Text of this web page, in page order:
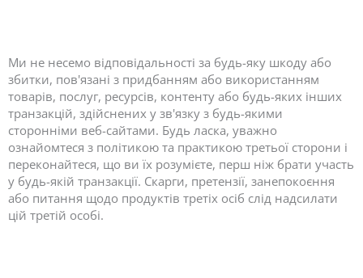
Ми не несемо відповідальності за будь-яку шкоду або
збитки, пов'язані з придбанням або використанням
товарів, послуг, ресурсів, контенту або будь-яких інших
транзакцій, здійснених у зв'язку з будь-якими
сторонніми веб-сайтами. Будь ласка, уважно
ознайомтеся з політикою та практикою третьої сторони і
переконайтеся, що ви їх розумієте, перш ніж брати участь
у будь-якій транзакції. Скарги, претензії, занепокоєння
або питання щодо продуктів третіх осіб слід надсилати
цій третій особі.